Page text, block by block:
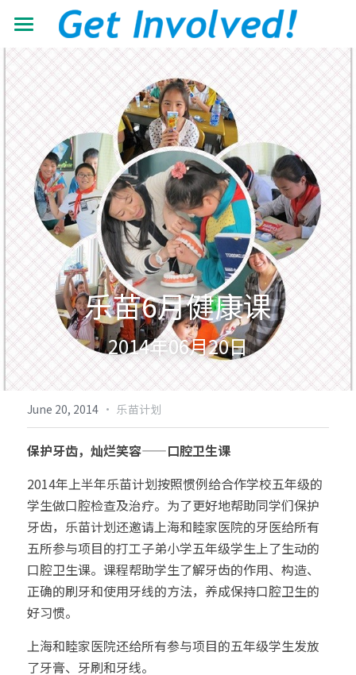
首页
关于我们
了解根与芽
认识珍·古道尔
共建伙伴
加入我们
工作领域
抵御荒漠化
可持续发展教育
有机生态教育
低碳节能倡导
营造可持续生活
助力儿童成长
倡导生物多样性
更多
最新动态
青年力量
志愿者+
学校小组
资源中心
机构年报
教材教程
影像资料
搜索
中文
中文
English
乐苗6月健康课
2014年06月20日
June 20, 2014 · 乐苗计划
保护牙齿，灿烂笑容——口腔卫生课
2014年上半年乐苗计划按照惯例给合作学校五年级的
学生做口腔检查及治疗。为了更好地帮助同学们保护
牙齿，乐苗计划还邀请上海和睦家医院的牙医给所有
五所参与项目的打工子弟小学五年级学生上了生动的
口腔卫生课。课程帮助学生了解牙齿的作用、构造、
正确的刷牙和使用牙线的方法，养成保持口腔卫生的
好习惯。
上海和睦家医院还给所有参与项目的五年级学生发放
了牙膏、牙刷和牙线。